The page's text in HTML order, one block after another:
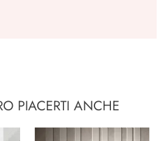
PIACERTI ANCHE